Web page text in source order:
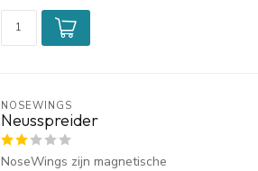
NOSEWINGS
Neusspreider
NoseWings zijn magnetische